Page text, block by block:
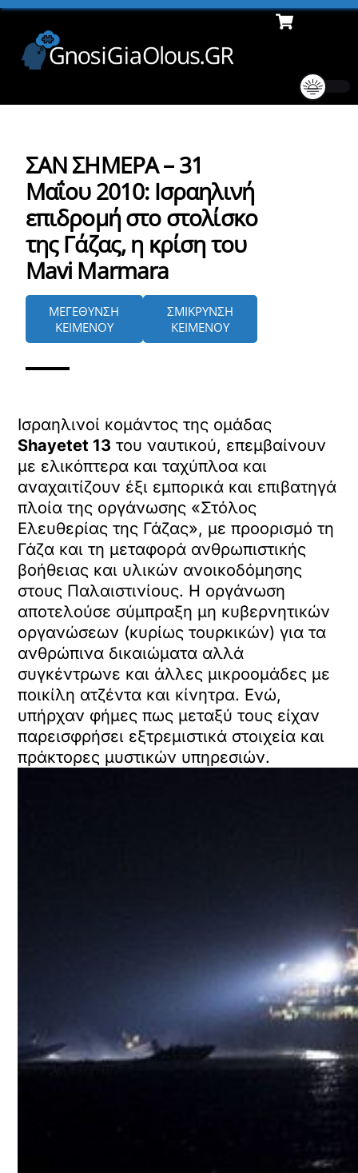
Skip
content
Cart
ΣΑΝ ΣΗΜΕΡΑ – 31
Μαΐου 2010: Ισραηλινή
επιδρομή στο στολίσκο
της Γάζας, η κρίση του
Mavi Marmara
ΜΕΓΕΘΥΝΣΗ
ΚΕΙΜΕΝΟΥ
ΣΜΙΚΡΥΝΣΗ
ΚΕΙΜΕΝΟΥ
Ισραηλινοί κομάντος της ομάδας
Shayetet 13 του ναυτικού, επεμβαίνουν
με ελικόπτερα και ταχύπλοα και
αναχαιτίζουν έξι εμπορικά και επιβατηγά
πλοία της οργάνωσης «Στόλος
Ελευθερίας της Γάζας», με προορισμό τη
Γάζα και τη μεταφορά ανθρωπιστικής
βοήθειας και υλικών ανοικοδόμησης
στους Παλαιστινίους. Η οργάνωση
αποτελούσε σύμπραξη μη κυβερνητικών
οργανώσεων (κυρίως τουρκικών) για τα
ανθρώπινα δικαιώματα αλλά
συγκέντρωνε και άλλες μικροομάδες με
ποικίλη ατζέντα και κίνητρα. Ενώ,
υπήρχαν φήμες πως μεταξύ τους είχαν
παρεισφρήσει εξτρεμιστικά στοιχεία και
πράκτορες μυστικών υπηρεσιών.